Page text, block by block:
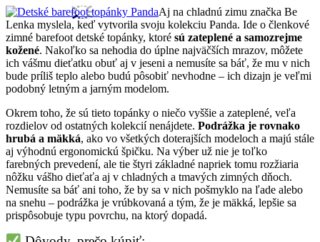
Aj na chladnú zimu značka Be
Lenka myslela, keď vytvorila svoju kolekciu Panda. Ide o členkové
zimné barefoot detské topánky, ktoré sú zateplené a samozrejme
kožené. Nakoľko sa nehodia do úplne najväčších mrazov, môžete
ich vášmu dieťatku obuť aj v jeseni a nemusíte sa báť, že mu v nich
bude príliš teplo alebo budú pôsobiť nevhodne – ich dizajn je veľmi
podobný letným a jarným modelom.
Okrem toho, že sú tieto topánky o niečo vyššie a zateplené, veľa
rozdielov od ostatných kolekcií nenájdete. Podrážka je rovnako
hrubá a mäkká, ako vo všetkých doterajších modeloch a majú stále
aj výhodnú ergonomickú špičku. Na výber už nie je toľko
farebných prevedení, ale tie štyri základné napriek tomu rozžiaria
nôžku vášho dieťaťa aj v chladných a tmavých zimných dňoch.
Nemusíte sa báť ani toho, že by sa v nich pošmyklo na ľade alebo
na snehu – podrážka je vrúbkovaná a tým, že je mäkká, lepšie sa
prispôsobuje typu povrchu, na ktorý dopadá.